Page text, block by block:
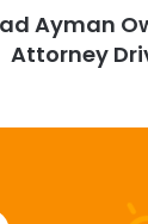
Ayman
Attorney